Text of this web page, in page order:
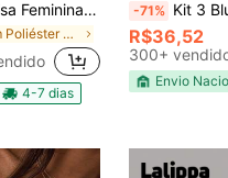
Viscose Com Mangas Comprida
em Poliéster Camisetas diárias
4-7 dias
-71% Kit 3 Blusas Femininas Básicas Baby Look
R$36,52
300+
Envio